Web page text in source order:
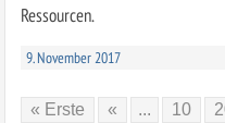
Ressourcen.
9. November 2017
« Erste « ... 10